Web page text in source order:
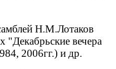
Н.М.Лотаков
"Декабрьские вечера
2006гг.) и др.